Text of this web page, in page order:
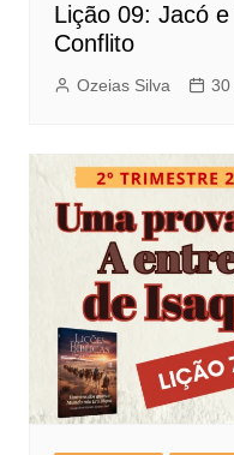
Lição 09: Jacó
Conflito
Ozeias Silva 30